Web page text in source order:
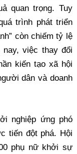
quan trọng. Tuy
trình phát triển
còn chiếm tỷ lệ
nay, việc thay đổi
kiến tạo xã hội
dân và doanh
nghiệp ứng phó
tiến đột phá. Hội
phụ nữ khởi sự